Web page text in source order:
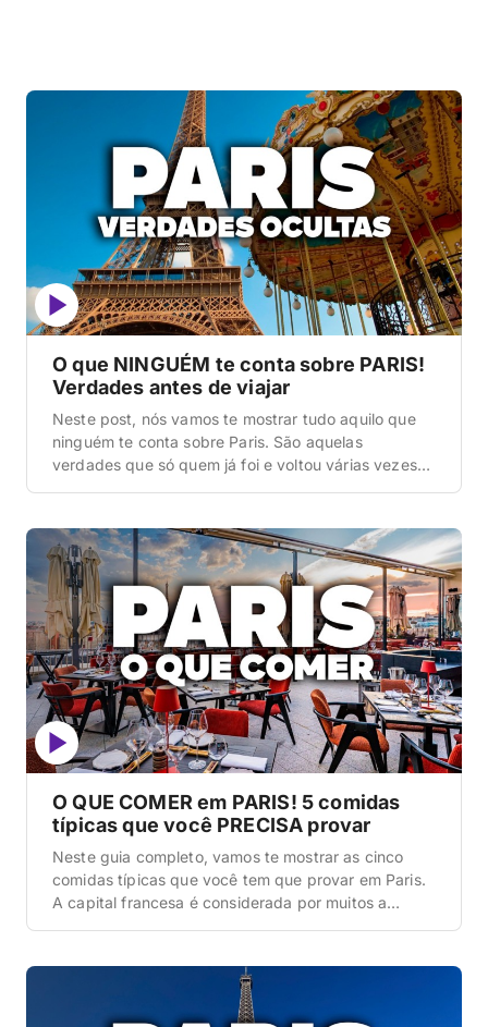
O que NINGUÉM te conta sobre PARIS!
Verdades antes de viajar
Neste post, nós vamos te mostrar tudo aquilo que
ninguém te conta sobre Paris. São aquelas
verdades que só quem já foi e voltou várias vezes
embarcar. A gente vai falar do tamanho real da
cidade, custos escondidos, segurança, […]
O QUE COMER em PARIS! 5 comidas
típicas que você PRECISA provar
Neste guia completo, vamos te mostrar as cinco
comidas típicas que você tem que provar em Paris.
A capital francesa é considerada por muitos a
cozinha, bistrôs de bairro com receitas familiares,
padarias com séculos de tradição e a maior
densidade […]